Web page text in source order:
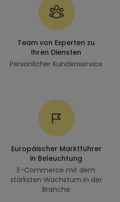
Team von Experten zu
Ihren Diensten
Persönlicher Kundenservice
Europäischer Marktführer
in Beleuchtung
E-Commerce mit dem
stärksten Wachstum in der
Branche